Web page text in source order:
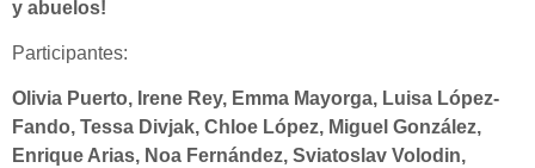
y abuelos!
Participantes:
Olivia Puerto, Irene Rey, Emma Mayorga, Luisa López-
Fando, Tessa Divjak, Chloe López, Miguel González,
Enrique Arias, Noa Fernández, Sviatoslav Volodin,